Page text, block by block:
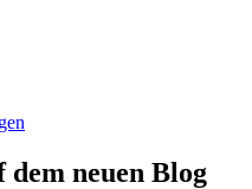
dem neuen Blog